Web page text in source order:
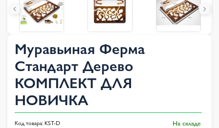
Муравьиная Ферма
Стандарт Дерево
КОМПЛЕКТ ДЛЯ
НОВИЧКА
Код товара: KST-D На складе